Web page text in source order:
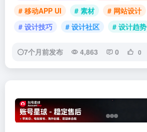
# 移动APP UI
# 素材 # 网站设计
# 设计技巧
# 设计社区 # 设计趋势
7个月前发布 4,863 0 0